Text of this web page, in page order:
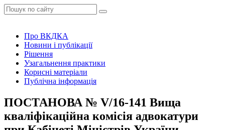
Про ВКДКА
Новини і публікації
Рішення
Узагальнення практики
Корисні матеріали
Публічна інформація
ПОСТАНОВА № V/16-141 Вища
кваліфікаційна комісія адвокатури